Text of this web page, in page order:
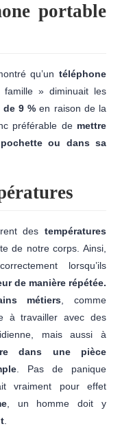
portable
qu’untéléphone
» diminuait les
de 9 % en raison de la
préférable de mettre
ou dans sa
des températures
de notre corps. Ainsi,
lorsqu’ils
de manière répétée.
métiers, comme
à travailler avec des
mais aussi à
dans une pièce
. Pas de panique
vraiment pour effet
, un homme doit y
.